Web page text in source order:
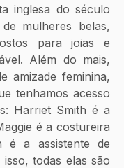
inglesa do século
mulheres belas,
para joias e
Além do mais,
amizade feminina,
tenhamos acesso
Harriet Smith é a
é a costureira
é a assistente de
todas elas são